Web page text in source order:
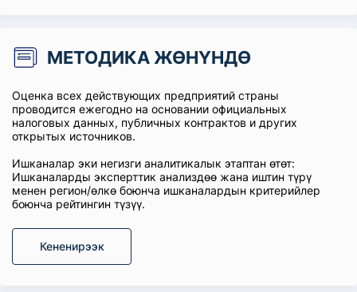
МЕТОДИКА ЖӨНҮНДӨ
Оценка всех действующих предприятий страны
проводится ежегодно на основании официальных
налоговых данных, публичных контрактов и других
открытых источников.
Ишканалар эки негизги аналитикалык этаптан өтөт:
Ишканаларды эксперттик анализдөө жана иштин түрү
менен регион/өлкө боюнча ишканалардын критерийлер
боюнча рейтингин түзүү.
Кененирээк